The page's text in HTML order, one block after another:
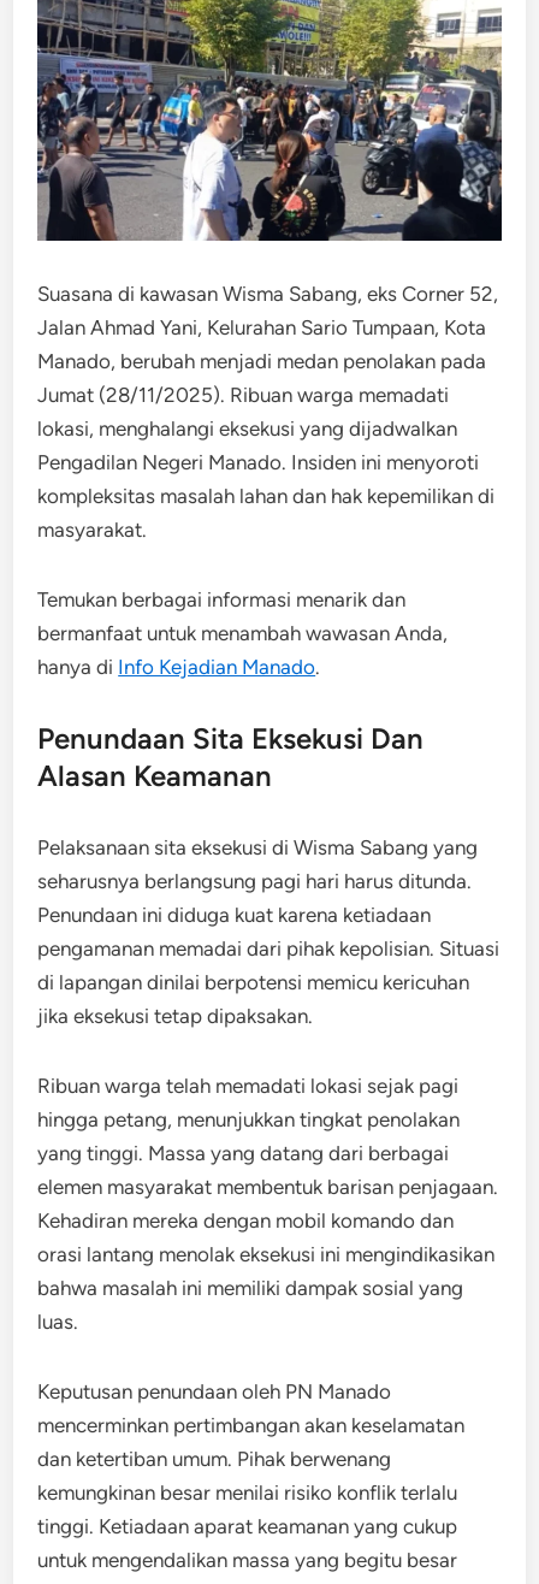
Suasana di kawasan Wisma Sabang, eks Corner 52,
Jalan Ahmad Yani, Kelurahan Sario Tumpaan, Kota
Manado, berubah menjadi medan penolakan pada
Jumat (28/11/2025). Ribuan warga memadati
lokasi, menghalangi eksekusi yang dijadwalkan
Pengadilan Negeri Manado. Insiden ini menyoroti
kompleksitas masalah lahan dan hak kepemilikan di
masyarakat.
Temukan berbagai informasi menarik dan
bermanfaat untuk menambah wawasan Anda,
hanya di Info Kejadian Manado.
Penundaan Sita Eksekusi Dan
Alasan Keamanan
Pelaksanaan sita eksekusi di Wisma Sabang yang
seharusnya berlangsung pagi hari harus ditunda.
Penundaan ini diduga kuat karena ketiadaan
pengamanan memadai dari pihak kepolisian. Situasi
di lapangan dinilai berpotensi memicu kericuhan
jika eksekusi tetap dipaksakan.
Ribuan warga telah memadati lokasi sejak pagi
hingga petang, menunjukkan tingkat penolakan
yang tinggi. Massa yang datang dari berbagai
elemen masyarakat membentuk barisan penjagaan.
Kehadiran mereka dengan mobil komando dan
orasi lantang menolak eksekusi ini mengindikasikan
bahwa masalah ini memiliki dampak sosial yang
luas.
Keputusan penundaan oleh PN Manado
mencerminkan pertimbangan akan keselamatan
dan ketertiban umum. Pihak berwenang
kemungkinan besar menilai risiko konflik terlalu
tinggi. Ketiadaan aparat keamanan yang cukup
untuk mengendalikan massa yang begitu besar